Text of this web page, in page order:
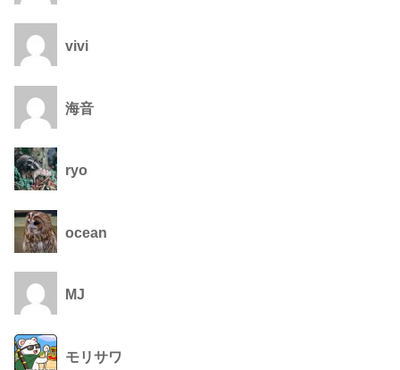
vivi
海音
ryo
ocean
MJ
モリサワ